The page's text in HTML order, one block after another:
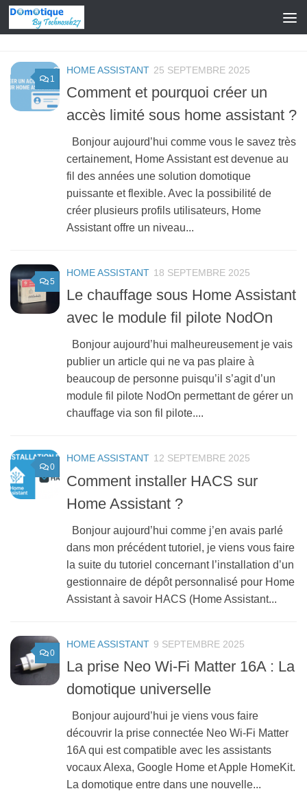
Skip to content
1
HOME ASSISTANT 25 SEPTEMBRE 2025
Comment et pourquoi créer un
accès limité sous home assistant ?
Bonjour aujourd’hui comme vous le savez très
certainement, Home Assistant est devenue au
fil des années une solution domotique
puissante et flexible. Avec la possibilité de
créer plusieurs profils utilisateurs, Home
Assistant offre un niveau...
5
HOME ASSISTANT 18 SEPTEMBRE 2025
Le chauffage sous Home Assistant
avec le module fil pilote NodOn
Bonjour aujourd’hui malheureusement je vais
publier un article qui ne va pas plaire à
beaucoup de personne puisqu’il s’agit d’un
module fil pilote NodOn permettant de gérer un
chauffage via son fil pilote....
0
HOME ASSISTANT 12 SEPTEMBRE 2025
Comment installer HACS sur
Home Assistant ?
Bonjour aujourd’hui comme j’en avais parlé
dans mon précédent tutoriel, je viens vous faire
la suite du tutoriel concernant l’installation d’un
gestionnaire de dépôt personnalisé pour Home
Assistant à savoir HACS (Home Assistant...
0
HOME ASSISTANT 9 SEPTEMBRE 2025
La prise Neo Wi-Fi Matter 16A : La
domotique universelle
Bonjour aujourd’hui je viens vous faire
découvrir la prise connectée Neo Wi-Fi Matter
16A qui est compatible avec les assistants
vocaux Alexa, Google Home et Apple HomeKit.
La domotique entre dans une nouvelle...